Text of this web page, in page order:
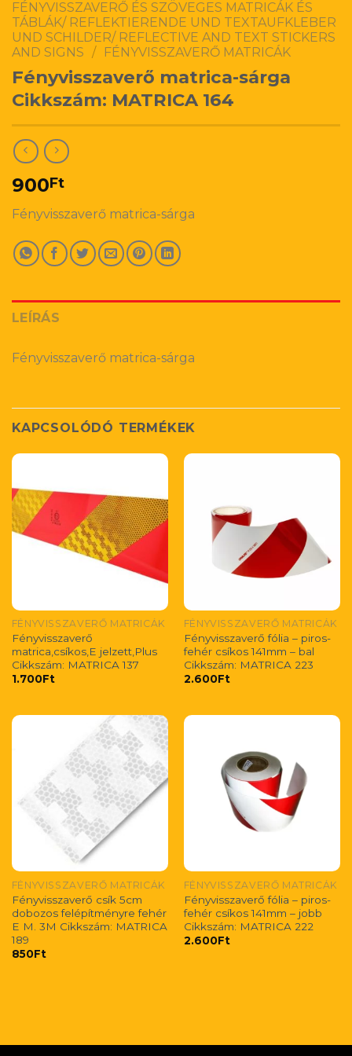
FÉNYVISSZAVERŐ ÉS SZÖVEGES MATRICÁK ÉS
TÁBLÁK/ REFLEKTIERENDE UND TEXTAUFKLEBER
UND SCHILDER/ REFLECTIVE AND TEXT STICKERS
AND SIGNS / FÉNYVISSZAVERŐ MATRICÁK
Fényvisszaverő matrica-sárga
Cikkszám: MATRICA 164
900Ft
Fényvisszaverő matrica-sárga
LEÍRÁS
Fényvisszaverő matrica-sárga
KAPCSOLÓDÓ TERMÉKEK
FÉNYVISSZAVERŐ MATRICÁK
Fényvisszaverő
matrica,csíkos,E jelzett,Plus
Cikkszám: MATRICA 137
1.700Ft
FÉNYVISSZAVERŐ MATRICÁK
Fényvisszaverő fólia – piros-
fehér csíkos 141mm – bal
Cikkszám: MATRICA 223
2.600Ft
FÉNYVISSZAVERŐ MATRICÁK
Fényvisszaverő csík 5cm
dobozos felépítményre fehér
E M. 3M Cikkszám: MATRICA
189
850Ft
FÉNYVISSZAVERŐ MATRICÁK
Fényvisszaverő fólia – piros-
fehér csíkos 141mm – jobb
Cikkszám: MATRICA 222
2.600Ft